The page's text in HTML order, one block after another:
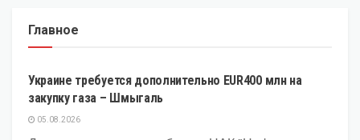
Главное
ЭКОНОМИКА
Украине требуется дополнительно EUR400 млн на
закупку газа – Шмыгаль
05.08.2026